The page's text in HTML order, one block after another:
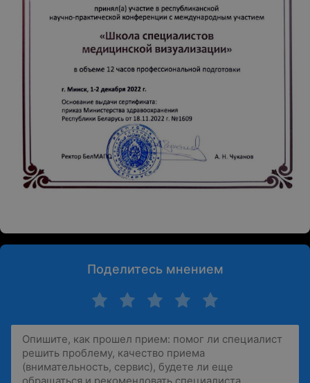
Поделитесь мнением